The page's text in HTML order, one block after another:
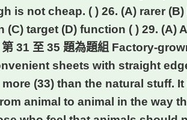
not cheap. ( ) 26. (A) rarer
target (D) function ( ) 29. (A)
31 至 35 題為題組 Factory-
sheets with straight
(33) than the natural stuff.
animal to animal in the way